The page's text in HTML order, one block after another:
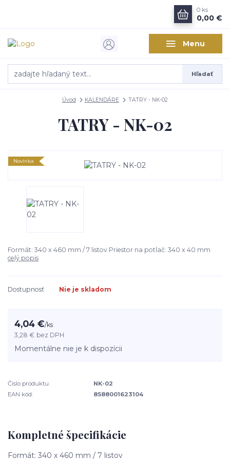
Menu
Hľadať
0 ks
0,00 €
Úvod KALENDÁRE TATRY - NK-02
TATRY - NK-02
Novinka
Formát: 340 x 460 mm / 7 listov Priestor na potlač: 340 x 40 mm
celý popis
Dostupnosť Nie je skladom
4,04 €/ks
3,28 € bez DPH
Momentálne nie je k dispozícii
Číslo produktu:
NK-02
EAN kód:
8588001623104
Kompletné špecifikácie
Formát: 340 x 460 mm / 7 listov